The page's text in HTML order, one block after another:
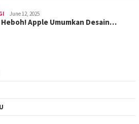
June 12, 2025
Heboh! Apple Umumkan Desain…